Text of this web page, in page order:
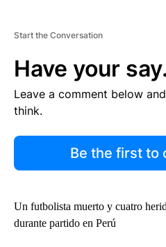
Start the Conversation
Have your say.
Leave a comment below
think.
Be the first to
Un futbolista muerto y cuatro
durante partido en Perú